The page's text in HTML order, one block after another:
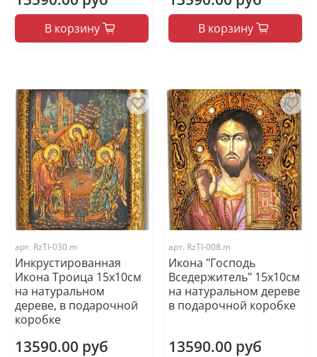
В корзину В корзину
арт. RzTI-030.m
Инкрустированная
Икона Троица 15х10см
на натуральном
дереве, в подарочной
коробке
13590.00 руб
арт. RzTI-008.m
Икона "Господь
Вседержитель" 15х10см
на натуральном дереве
в подарочной коробке
13590.00 руб